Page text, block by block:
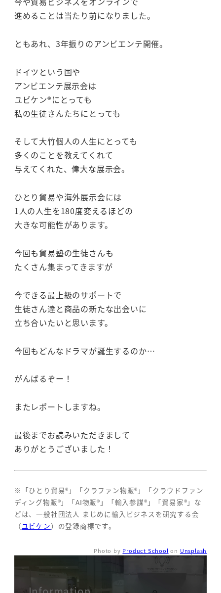
進めることは当たり前になりました。
ともあれ、3年振りのアンビエンテ開催。
ドイツという国や
アンビエンテ展示会は
ユビケン®にとっても
私の生徒さんたちにとっても
そして大竹個人の人生にとっても
多くのことを教えてくれて
与えてくれた、偉大な展示会。
ひとり貿易や海外展示会には
1人の人生を180度変えるほどの
大きな可能性があります。
今回も貿易塾の生徒さんも
たくさん集まってきますが
今できる最上級のサポートで
生徒さん達と商品の新たな出会いに
立ち合いたいと思います。
今回もどんなドラマが誕生するのか…
がんばるぞー！
またレポートしますね。
最後までお読みいただきまして
ありがとうございました！
※「ひとり貿易®」「クラファン物販®」「クラウドファン
ディング物販®」「AI物販®」「輸入参謀®」「貿易家®」な
どは、一般社団法人 まじめに輸入ビジネスを研究する会
（ユビケン）の登録商標です。
Photo by Product School on Unsplash